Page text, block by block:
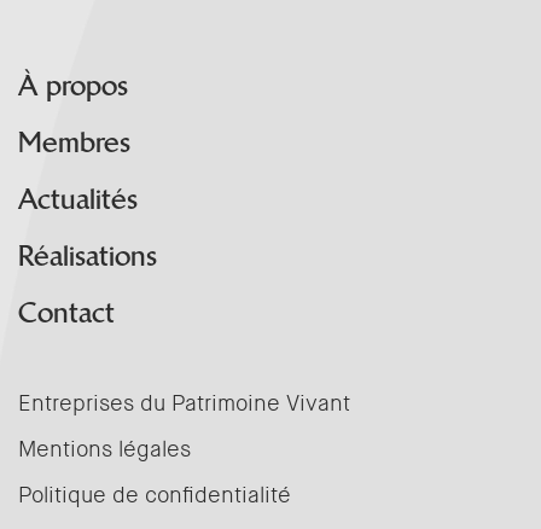
À propos
Membres
Actualités
Réalisations
Contact
Entreprises du Patrimoine Vivant
Mentions légales
Politique de confidentialité